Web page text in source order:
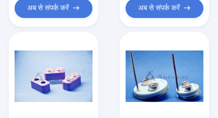
अब से संपर्क करें अब से संपर्क करें